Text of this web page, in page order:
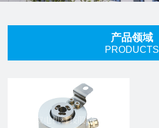
产品领域
PRODUCTS